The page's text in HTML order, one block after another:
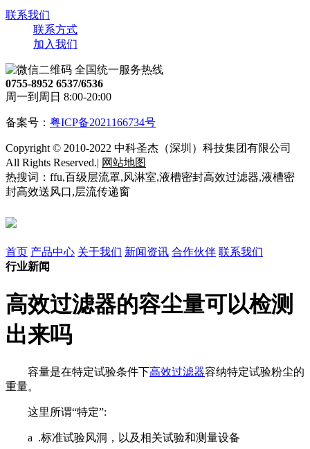
联系我们
联系方式
加入我们
全国统一服务热线
0755-8952 6537/6536
周一到周日 8:00-20:00
备案号： 粤ICP备2021166734号
Copyright © 2010-2022 中科圣杰（深圳）科技集团有限公司
All Rights Reserved.| 网站地图
热搜词：ffu,百级层流罩,风淋室,液槽密封高效过滤器,液槽密
封高效送风口,层流传递窗
首页 产品中心 关于我们 新闻资讯 合作伙伴 联系我们
行业新闻
高效过滤器的容尘量可以检测
出来吗
容量是在特定试验条件下高效过滤器容纳特定试验粉尘的
重量。
这里所谓“特定”:
a .标准试验风洞，以及相关试验和测量设备